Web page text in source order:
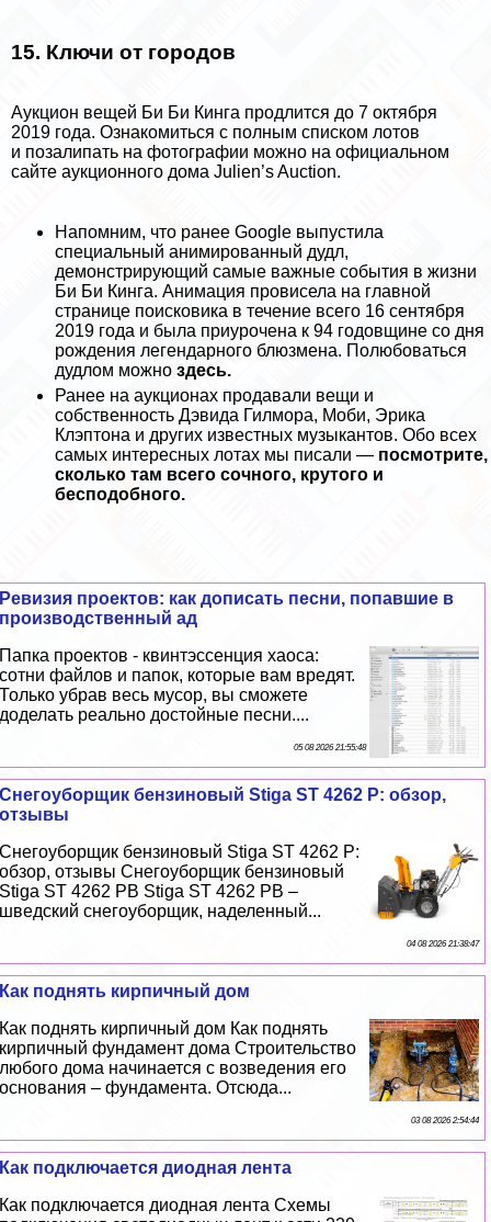
15. Ключи от городов
Аукцион вещей Би Би Кинга продлится до 7 октября
2019 года. Ознакомиться с полным списком лотов
и позалипать на фотографии можно на официальном
сайте аукционного дома Julien’s Auction.
Напомним, что ранее Google выпустила
специальный анимированный дудл,
демонстрирующий самые важные события в жизни
Би Би Кинга. Анимация провисела на главной
странице поисковика в течение всего 16 сентября
2019 года и была приурочена к 94 годовщине со дня
рождения легендарного блюзмена. Полюбоваться
дудлом можно здесь.
Ранее на аукционах продавали вещи и
собственность Дэвида Гилмора, Моби, Эрика
Клэптона и других известных музыкантов. Обо всех
самых интересных лотах мы писали — посмотрите,
сколько там всего сочного, крутого и
бесподобного.
Ревизия проектов: как дописать песни, попавшие в
производственный ад
Папка проектов - квинтэссенция хаоса:
сотни файлов и папок, которые вам вредят.
Только убрав весь мусор, вы сможете
доделать реально достойные песни....
05 08 2026 21:55:48
Снегоуборщик бензиновый Stiga ST 4262 P: обзор,
отзывы
Снегоуборщик бензиновый Stiga ST 4262 P:
обзор, отзывы Снегоуборщик бензиновый
Stiga ST 4262 PB Stiga ST 4262 PB –
шведский снегоуборщик, наделенный...
04 08 2026 21:38:47
Как поднять кирпичный дом
Как поднять кирпичный дом Как поднять
кирпичный фундамент дома Строительство
любого дома начинается с возведения его
основания – фундамента. Отсюда...
03 08 2026 2:54:44
Как подключается диодная лента
Как подключается диодная лента Схемы